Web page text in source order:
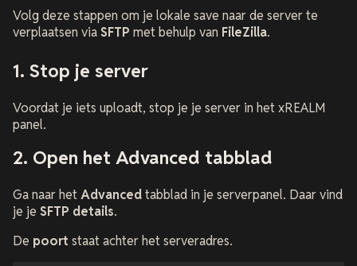
Volg deze stappen om je lokale save naar de server te
verplaatsen viaSFTP met behulp van FileZilla.
1. Stop je server
Voordat je iets uploadt, stop je je server in het xREALM
panel.
2. Open het Advanced tabblad
Ga naar hetAdvancedtabblad in je serverpanel. Daar vind
je je SFTP details.
De poortstaat achter het serveradres.